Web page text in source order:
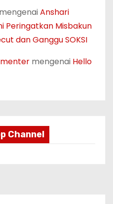
mengenaiAnshari
Peringatkan Misbakun
dan Ganggu SOKSI
mengenai Hello
Channel